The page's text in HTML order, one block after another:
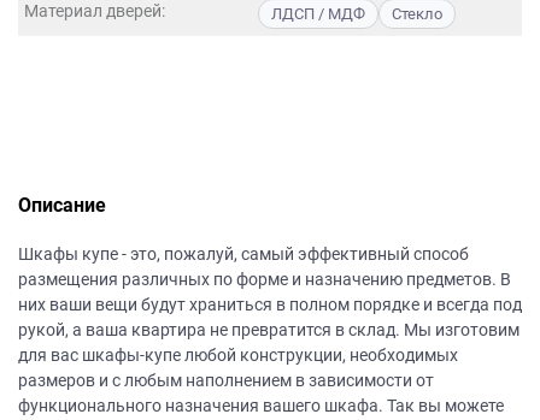
Материал дверей: ЛДСП / МДФ Стекло
Описание
Шкафы купе - это, пожалуй, самый эффективный способ
размещения различных по форме и назначению предметов. В
них ваши вещи будут храниться в полном порядке и всегда под
рукой, а ваша квартира не превратится в склад. Мы изготовим
для вас шкафы-купе любой конструкции, необходимых
размеров и с любым наполнением в зависимости от
функционального назначения вашего шкафа. Так вы можете